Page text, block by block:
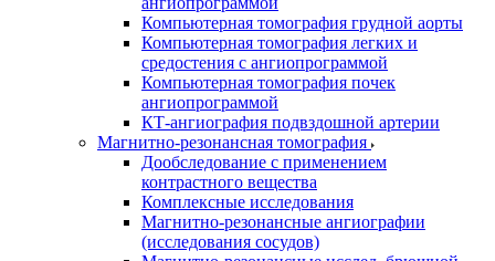
Компьютерная томография грудной аорты
Компьютерная томография легких и
средостения с ангиопрограммой
Компьютерная томография почек
ангиопрограммой
КТ-ангиография подвздошной артерии
Магнитно-резонансная томография
Дообследование с применением
контрастного вещества
Комплексные исследования
Магнитно-резонансные ангиографии
(исследования сосудов)